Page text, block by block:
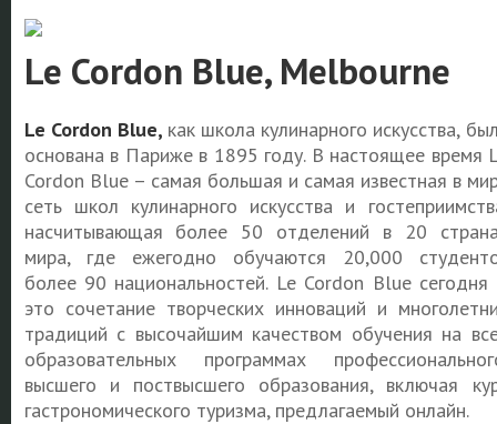
Le Cordon Blue, Melbourne
Le Cordon Blue, как школа кулинарного искусства,
основана в Париже в 1895 году. В настоящее время
Cordon Blue – самая большая и самая известная в
сеть школ кулинарного искусства и
насчитывающая более 50 отделений в 20
мира, где ежегодно обучаются 20,000
более 90 национальностей. Le Cordon Blue
это сочетание творческих инноваций и
традиций с высочайшим качеством обучения на
образовательных программах
высшего и поствысшего образования, включая
гастрономического туризма, предлагаемый онлайн.